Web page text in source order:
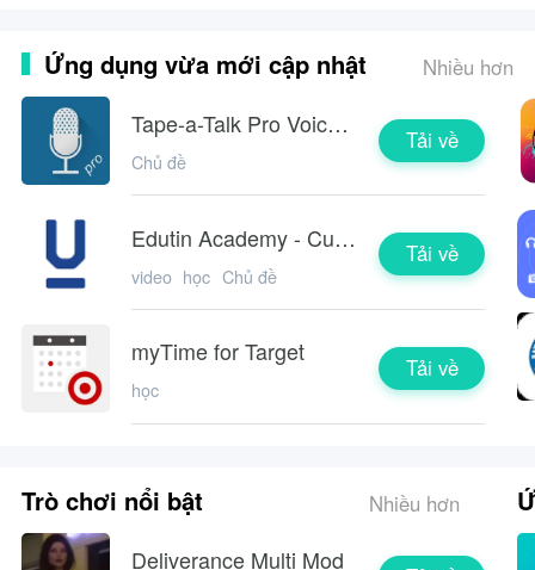
Ứng dụng vừa mới cập nhật Nhiều hơn
Tape-a-Talk Pro Voice Recorder
Chủ đề
Tải về
Edutin Academy - Cursos Online
video học Chủ đề
Tải về
myTime for Target
học
Tải về
Trò chơi nổi bật Nhiều hơn
Deliverance Multi Mod